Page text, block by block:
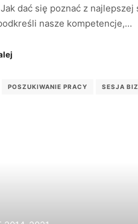
dać się poznać z
nasze kompetencje,…
POSZUKIWANIE PRACY SESJA